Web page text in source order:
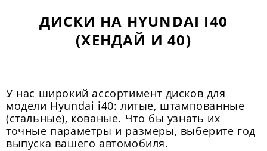
ДИСКИ НА HYUNDAI I40
(ХЕНДАЙ И 40)
У нас широкий ассортимент дисков для
модели Hyundai i40: литые, штампованные
(стальные), кованые. Что бы узнать их
точные параметры и размеры, выберите год
выпуска вашего автомобиля.